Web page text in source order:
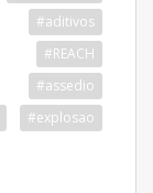
#aditivos
#REACH
#assedio
#explosao